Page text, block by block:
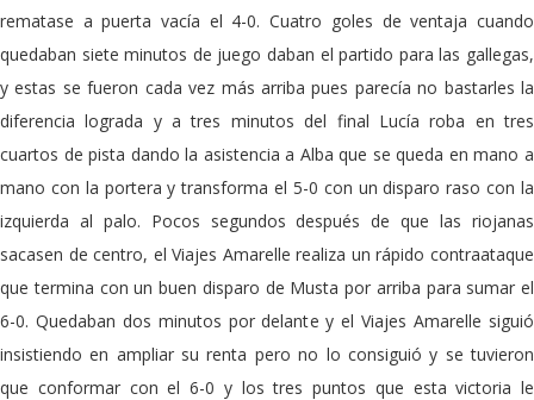
rematase a puerta vacía el 4-0. Cuatro goles de ventaja cuando
quedaban siete minutos de juego daban el partido para las gallegas,
y estas se fueron cada vez más arriba pues parecía no bastarles la
diferencia lograda y a tres minutos del final Lucía roba en tres
cuartos de pista dando la asistencia a Alba que se queda en mano a
mano con la portera y transforma el 5-0 con un disparo raso con la
izquierda al palo. Pocos segundos después de que las riojanas
sacasen de centro, el Viajes Amarelle realiza un rápido contraataque
que termina con un buen disparo de Musta por arriba para sumar el
6-0. Quedaban dos minutos por delante y el Viajes Amarelle siguió
insistiendo en ampliar su renta pero no lo consiguió y se tuvieron
que conformar con el 6-0 y los tres puntos que esta victoria le